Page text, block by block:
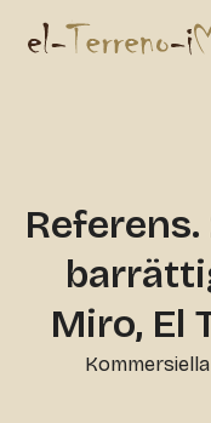
Miro, El
Kommersiella